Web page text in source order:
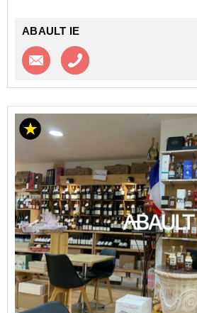
ABAULT IE
Contacter l'agence